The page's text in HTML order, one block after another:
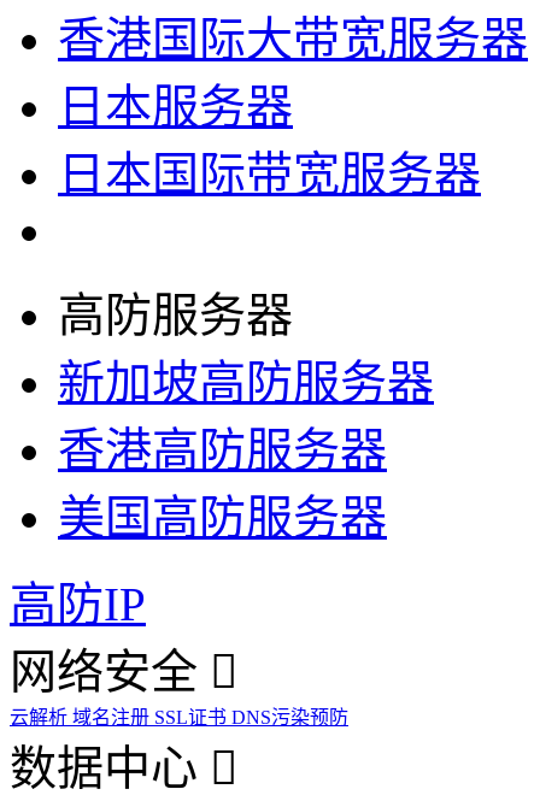
香港国际大带宽服务器
日本服务器
日本国际带宽服务器
高防服务器
新加坡高防服务器
香港高防服务器
美国高防服务器
高防IP
网络安全
云解析 域名注册 SSL证书 DNS污染预防
数据中心